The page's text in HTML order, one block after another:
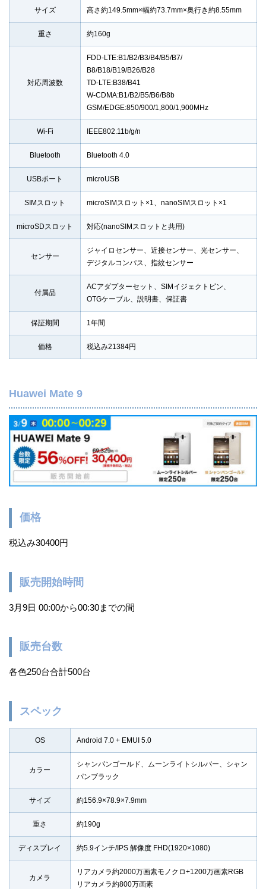
サイズ 高さ約149.5mm×幅約73.7mm×奥行き約8.55mm
重さ 約160g
対応周波数
FDD-LTE:B1/B2/B3/B4/B5/B7/
B8/B18/B19/B26/B28
TD-LTE:B38/B41
W-CDMA:B1/B2/B5/B6/B8b
GSM/EDGE:850/900/1,800/1,900MHz
Wi-Fi IEEE802.11b/g/n
Bluetooth Bluetooth 4.0
USBポート microUSB
SIMスロット microSIMスロット×1、nanoSIMスロット×1
microSDスロット 対応(nanoSIMスロットと共用)
センサー
ジャイロセンサー、近接センサー、光センサー、
デジタルコンパス、指紋センサー
付属品
ACアダプターセット、SIMイジェクトピン、
OTGケーブル、説明書、保証書
保証期間 1年間
価格 税込み21384円
Huawei Mate 9
価格
税込み30400円
販売開始時間
3月9日 00:00から00:30までの間
販売台数
各色250台合計500台
スペック
OS Android 7.0 + EMUI 5.0
カラー
シャンパンゴールド、ムーンライトシルバー、シャン
パンブラック
サイズ 約156.9×78.9×7.9mm
重さ 約190g
ディスプレイ 約5.9インチ/IPS 解像度 FHD(1920×1080)
カメラ
リアカメラ約2000万画素モノクロ+1200万画素RGB
リアカメラ約800万画素